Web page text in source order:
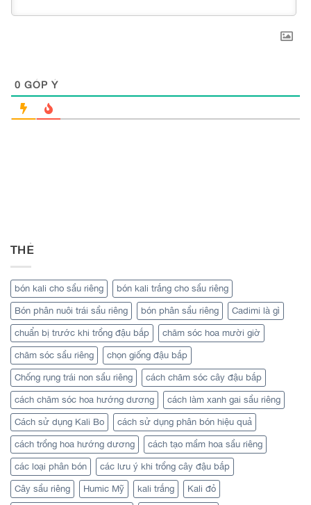
0 GÓP Ý
THẺ
bón kali cho sầu riêng bón kali trắng cho sầu riêng
Bón phân nuôi trái sầu riêng bón phân sầu riêng Cadimi là gì
chuẩn bị trước khi trồng đậu bắp chăm sóc hoa mười giờ
chăm sóc sầu riêng chọn giống đậu bắp
Chống rụng trái non sầu riêng cách chăm sóc cây đậu bắp
cách chăm sóc hoa hướng dương cách làm xanh gai sầu riêng
Cách sử dụng Kali Bo cách sử dụng phân bón hiệu quả
cách trồng hoa hướng dương cách tạo mầm hoa sầu riêng
các loại phân bón các lưu ý khi trồng cây đậu bắp
Cây sầu riêng Humic Mỹ kali trắng Kali đỏ